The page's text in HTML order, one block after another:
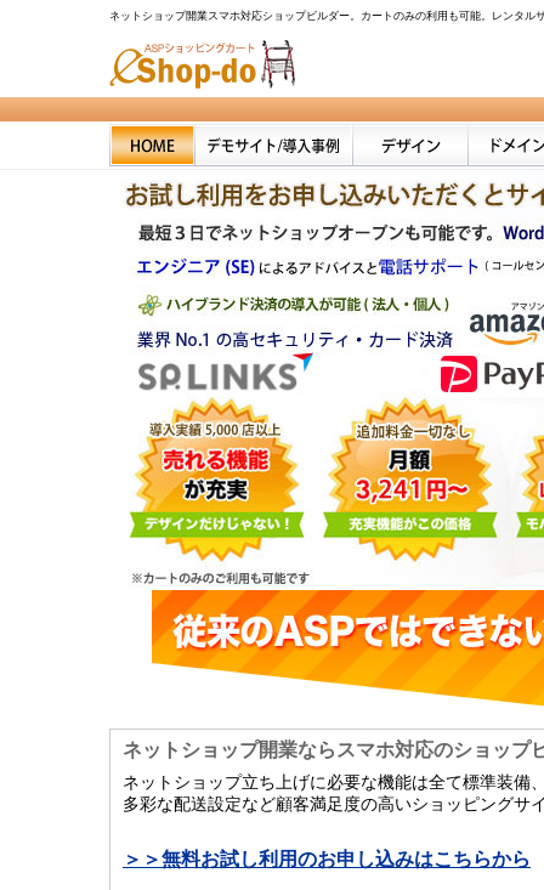
ネットショップ開業スマホ対応ショップビルダー。カートのみの利用も可能。レンタル
ネットショップ開業ならスマホ対応のショップ
ネットショップ立ち上げに必要な機能は全て標準装
多彩な配送設定など顧客満足度の高いショッピング
＞＞無料お試し利用のお申し込みはこちらから